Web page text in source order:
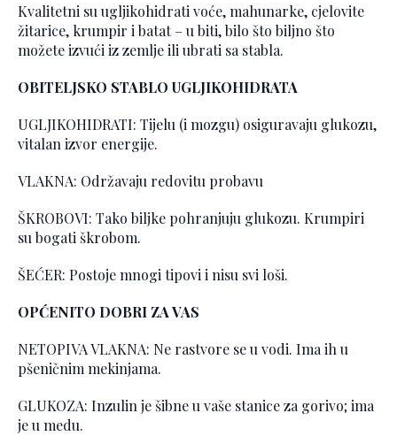
Kvalitetni su ugljikohidrati voće, mahunarke, cjelovite
žitarice, krumpir i batat – u biti, bilo što biljno što
možete izvući iz zemlje ili ubrati sa stabla.
OBITELJSKO STABLO UGLJIKOHIDRATA
UGLJIKOHIDRATI: Tijelu (i mozgu) osiguravaju glukozu,
vitalan izvor energije.
VLAKNA: Održavaju redovitu probavu
ŠKROBOVI: Tako biljke pohranjuju glukozu. Krumpiri
su bogati škrobom.
ŠEĆER: Postoje mnogi tipovi i nisu svi loši.
OPĆENITO DOBRI ZA VAS
NETOPIVA VLAKNA: Ne rastvore se u vodi. Ima ih u
pšeničnim mekinjama.
GLUKOZA: Inzulin je šibne u vaše stanice za gorivo; ima
je u medu.